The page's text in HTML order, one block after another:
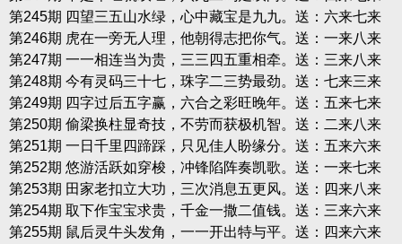
第245期 四望三五山水绿，心中藏宝是九九。送：六来七来
第246期 虎在一旁无人理，他朝得志把你气。送：一来八来
第247期 一一相连当为贵，三三四五重相牵。送：三来八来
第248期 今有灵码三十七，珠字二三势最劲。送：七来三来
第249期 四字过后五字赢，六合之彩旺晚年。送：五来七来
第250期 偷梁换柱显奇技，不劳而获极机智。送：二来八来
第251期 一日千里四蹄踩，只见佳人盼缘分。送：五来六来
第252期 悠游活跃如穿梭，冲锋陷阵奏凯歌。送：一来七来
第253期 田家老扣立大功，三次消息五更风。送：四来八来
第254期 取下作宝宝求贵，千金一撒二值钱。送：三来六来
第255期 鼠后灵牛头发角，一一开出特与平。送：四来六来